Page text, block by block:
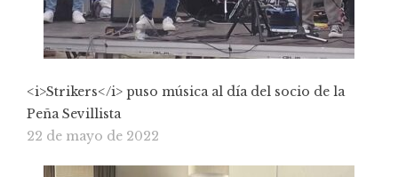
<i>Strikers</i> puso música al día del socio de la
Peña Sevillista
22 de mayo de 2022